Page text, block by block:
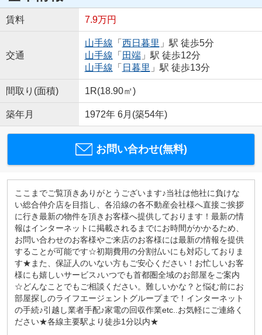
賃料 7.9万円
交通
山手線 「 西日暮里 」駅 徒歩5分
山手線 「 田端」駅 徒歩12分
山手線 「 日暮里 」駅 徒歩13分
間取り(面積) 1R(18.90㎡)
築年月 1972年 6月(築54年)
お問い合わせ(無料)
ここまでご覧頂きありがとうございます♪当社は他社に負けな
い総合仲介店を目指し、各沿線の各不動産会社様へ直接ご挨拶
に行き最新の物件を頂きお客様へ提供しております！最新の情
報はインターネットに掲載されるまでにお時間がかかるため、
お問い合わせのお客様やご来店のお客様には最新の情報を提供
することが可能です☆初期費用の分割払いにも対応しておりま
す★また、保証人のいない方もご安心ください！お忙しいお客
様にも嬉しいサービス♪いつでも首都圏全域のお部屋をご案内
☆どんなことでもご相談ください。難しいかな？と悩む前にお
部屋探しのライフエージェントグループまで！インターネット
の手続♪引越し業者手配♪家電の回収作業etc..お気軽にご連絡く
ださい★各線主要駅より徒歩1分以内★